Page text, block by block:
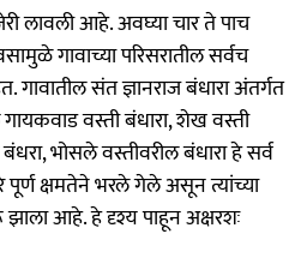
लावली आहे. अवघ्या चार ते पाच
गावाच्या परिसरातील सर्वच
संत ज्ञानराज बंधारा अंतर्गत
वस्ती बंधारा, शेख वस्ती
भोसले वस्तीवरील बंधारा हे सर्व
क्षमतेने भरले गेले असून त्यांच्या
झाला आहे. हे दृश्य पाहून अक्षरशः